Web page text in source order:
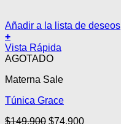
Añadir a la lista de deseos
+
Vista Rápida
AGOTADO
Materna Sale
Túnica Grace
$149.900 El
$74.900El